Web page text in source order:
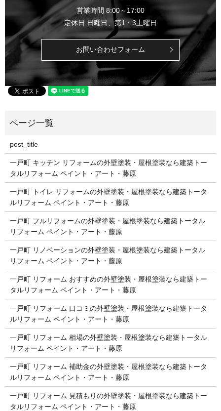
営業時間 8:00～17:00
定休日 日曜日、第1・3土曜日
お問い合わせフォーム
post_title
一戸町 キッチン リフォームの外壁塗装・屋根塗装なら建築トー
タルリフォーム ペイント・アート・藤原
一戸町 トイレ リフォームの外壁塗装・屋根塗装なら建築トータ
ルリフォーム ペイント・アート・藤原
一戸町 フルリフォームの外壁塗装・屋根塗装なら建築トータル
リフォーム ペイント・アート・藤原
一戸町 リノベーションの外壁塗装・屋根塗装なら建築トータル
リフォーム ペイント・アート・藤原
一戸町 リフォーム おすすめの外壁塗装・屋根塗装なら建築トー
タルリフォーム ペイント・アート・藤原
一戸町 リフォーム 口コミの外壁塗装・屋根塗装なら建築トータ
ルリフォーム ペイント・アート・藤原
一戸町 リフォーム 相場の外壁塗装・屋根塗装なら建築トータル
リフォーム ペイント・アート・藤原
一戸町 リフォーム 補助金の外壁塗装・屋根塗装なら建築トータ
ルリフォーム ペイント・アート・藤原
一戸町 リフォーム 見積もりの外壁塗装・屋根塗装なら建築トー
タルリフォーム ペイント・アート・藤原